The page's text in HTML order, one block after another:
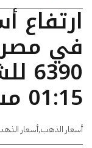
ارتفاع
01:15 مساءًا
أسعار الذهب,أسعار